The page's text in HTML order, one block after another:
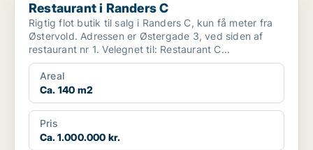
Restaurant i Randers C
Rigtig flot butik til salg i Randers C, kun få meter fra
Østervold. Adressen er Østergade 3, ved siden af
restaurant nr 1. Velegnet til: Restaurant C...
Areal
Ca. 140 m2
Pris
Ca. 1.000.000 kr.